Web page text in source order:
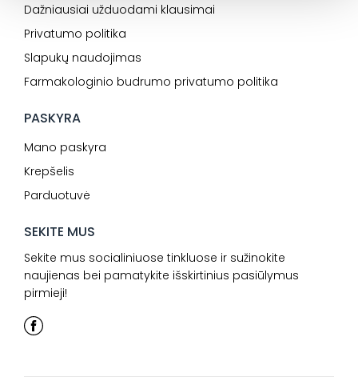
Dažniausiai užduodami klausimai
Privatumo politika
Slapukų naudojimas
Farmakologinio budrumo privatumo politika
PASKYRA
Mano paskyra
Krepšelis
Parduotuvė
SEKITE MUS
Sekite mus socialiniuose tinkluose ir sužinokite
naujienas bei pamatykite išskirtinius pasiūlymus
pirmieji!